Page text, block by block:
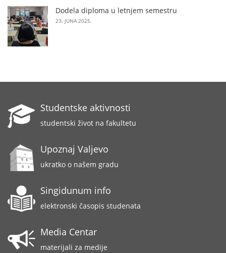
Dodela diploma u letnjem semestru
23. JUNA 2025.
Studentske aktivnosti
studentski život na fakultetu
Upoznaj Valjevo
ukratko o našem gradu
Singidunum info
elektronski časopis studenata
Media Centar
materijali za medije